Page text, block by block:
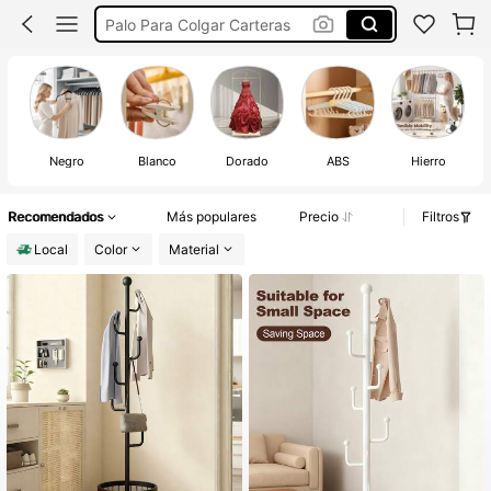
Palo Para Colgar Carteras
Colgador De Bolsos
Perchero
Negro Blanco Dorado ABS Hierro
Recomendados Más populares Precio
Filtros
Local
Color Material